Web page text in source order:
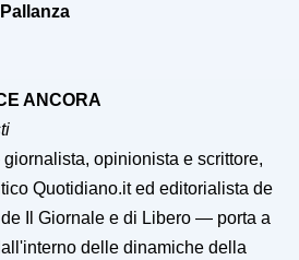
ANCORA
opinionista e scrittore,
Quotidiano.it ed editorialista de
Il Giornale e di Libero — porta a
delle dinamiche della